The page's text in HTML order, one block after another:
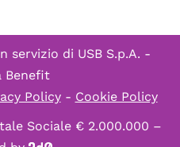
servizio di USB S.p.A. -
Benefit
Policy- Cookie Policy
Sociale € 2.000.000 –